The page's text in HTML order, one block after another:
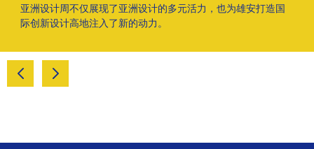
亚洲设计周不仅展现了亚洲设计的多元活力，也为雄安打造国
际创新设计高地注入了新的动力。